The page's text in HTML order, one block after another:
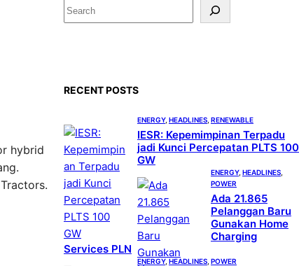
hybrid
S
e
RECENT POSTS
ENERGY, HEADLINES RENEWABLE
IESR: Kepemimpinan Terpadu
jadi Kunci Percepatan PLTS 100
GW
ENERGY, HEADLINES
POWER
Ada 21.865
Pelanggan Baru
Gunakan Home
Charging
Services PLN
ENERGY, HEADLINES POWER